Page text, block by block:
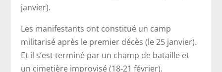
janvier).
Les manifestants ont constitué un camp
militarisé après le premier décès (le 25 janvier).
Et il s’est terminé par un champ de bataille et
un cimetière improvisé (18-21 février).